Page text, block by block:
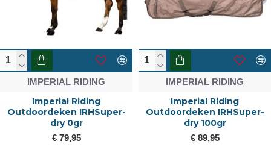
IMPERIAL RIDING
Imperial Riding
Outdoordeken IRHSuper-
dry 0gr
€ 79,95
IMPERIAL RIDING
Imperial Riding
Outdoordeken IRHSuper-
dry 100gr
€ 89,95